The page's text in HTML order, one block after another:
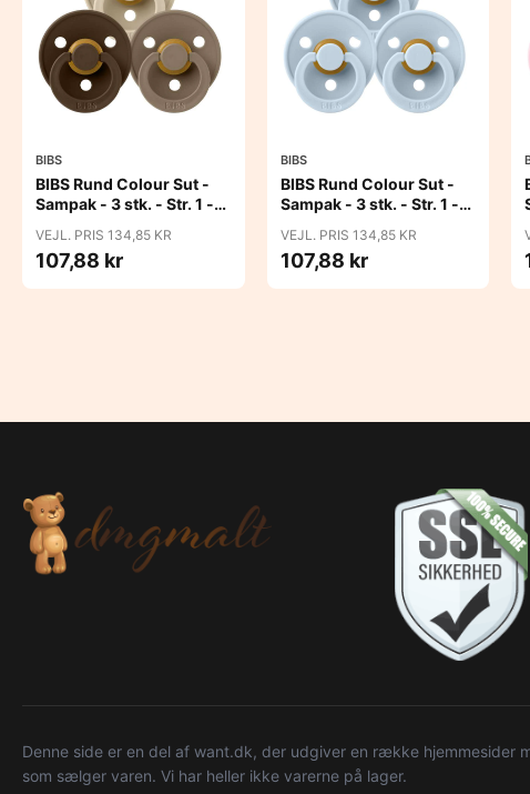
BIBS
BIBS Rund Colour Sut -
Sampak - 3 stk. - Str. 1 -
VEJL. PRIS 134,85 KR
107,88 kr
BIBS
BIBS Rund Colour Sut -
Sampak - 3 stk. - Str. 1 -
VEJL. PRIS 134,85 KR
107,88 kr
Denne side er en del af want.dk, der udgiver en række hjemmesider
som sælger varen. Vi har heller ikke varerne på lager.